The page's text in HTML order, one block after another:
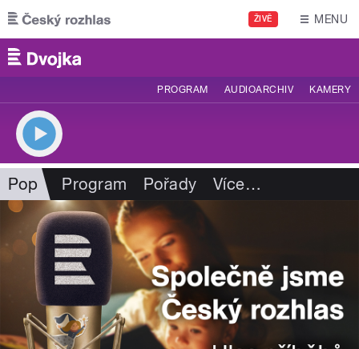
Přejít k hlavnímu obsahu
ŽIVĚ MENU
PROGRAM AUDIOARCHIV KAMERY
Pop Program Pořady Více…